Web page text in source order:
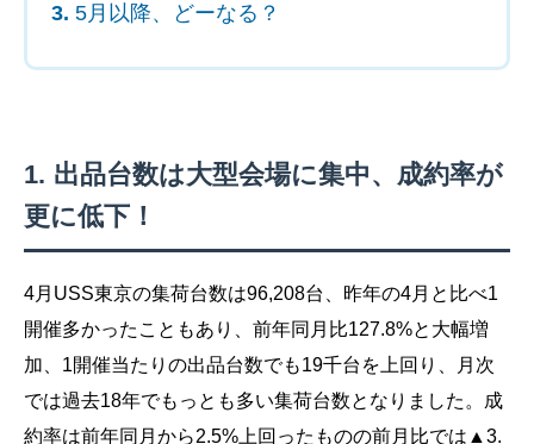
5月以降、どーなる？
出品台数は大型会場に集中、成約率が
更に低下！
4月USS東京の集荷台数は96,208台、昨年の4月と比べ1
開催多かったこともあり、前年同月比127.8%と大幅増
加、1開催当たりの出品台数でも19千台を上回り、月次
では過去18年でもっとも多い集荷台数となりました。成
約率は前年同月から2.5%上回ったものの前月比では▲3.